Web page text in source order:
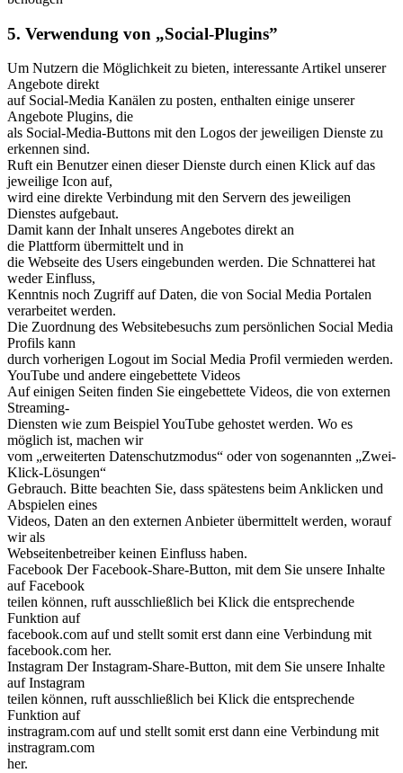
5. Verwendung von „Social-Plugins”
Um Nutzern die Möglichkeit zu bieten, interessante Artikel unserer
Angebote direkt
auf Social-Media Kanälen zu posten, enthalten einige unserer
Angebote Plugins, die
als Social-Media-Buttons mit den Logos der jeweiligen Dienste zu
erkennen sind.
Ruft ein Benutzer einen dieser Dienste durch einen Klick auf das
jeweilige Icon auf,
wird eine direkte Verbindung mit den Servern des jeweiligen
Dienstes aufgebaut.
Damit kann der Inhalt unseres Angebotes direkt an
die Plattform übermittelt und in
die Webseite des Users eingebunden werden. Die Schnatterei hat
weder Einfluss,
Kenntnis noch Zugriff auf Daten, die von Social Media Portalen
verarbeitet werden.
Die Zuordnung des Websitebesuchs zum persönlichen Social Media
Profils kann
durch vorherigen Logout im Social Media Profil vermieden werden.
YouTube und andere eingebettete Videos
Auf einigen Seiten finden Sie eingebettete Videos, die von externen
Streaming-
Diensten wie zum Beispiel YouTube gehostet werden. Wo es
möglich ist, machen wir
vom „erweiterten Datenschutzmodus“ oder von sogenannten „Zwei-
Klick-Lösungen“
Gebrauch. Bitte beachten Sie, dass spätestens beim Anklicken und
Abspielen eines
Videos, Daten an den externen Anbieter übermittelt werden, worauf
wir als
Webseitenbetreiber keinen Einfluss haben.
Facebook Der Facebook-Share-Button, mit dem Sie unsere Inhalte
auf Facebook
teilen können, ruft ausschließlich bei Klick die entsprechende
Funktion auf
facebook.com auf und stellt somit erst dann eine Verbindung mit
facebook.com her.
Instagram Der Instagram-Share-Button, mit dem Sie unsere Inhalte
auf Instagram
teilen können, ruft ausschließlich bei Klick die entsprechende
Funktion auf
instragram.com auf und stellt somit erst dann eine Verbindung mit
instragram.com
her.